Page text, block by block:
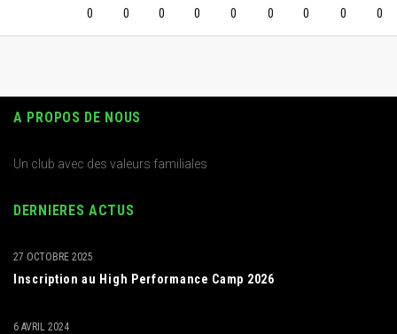
0 0 0 0 0 0 0 0 0
A PROPOS DE NOUS
Un club avec des valeurs familiales
DERNIERES ACTUS
Inscription au High Performance Camp 2026
27 OCTOBRE 2025
6 AVRIL 2024